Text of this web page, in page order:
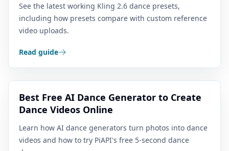
See the latest working Kling 2.6 dance presets,
including how presets compare with custom reference
video uploads.
Read guide
Best Free AI Dance Generator to Create
Dance Videos Online
Learn how AI dance generators turn photos into dance
videos and how to try PiAPI's free 5-second dance